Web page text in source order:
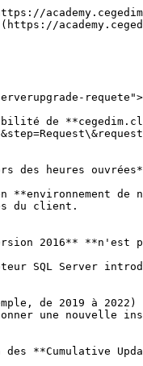
de
heures
**environnement
du client.
2016** **n'est
SQL Server
de 2019 à
une nouvelle
**Cumulative